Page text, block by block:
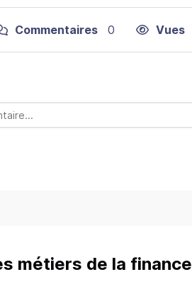
Commentaires 0 Vues
métiers de la finance